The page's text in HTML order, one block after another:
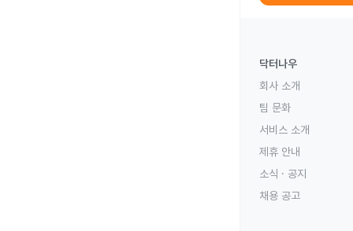
닥터나우
회사 소개
팀 문화
서비스 소개
제휴 안내
소식 · 공지
채용 공고